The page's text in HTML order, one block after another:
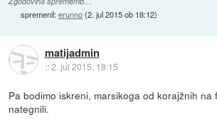
spremenil:erunno(2. jul 2015 ob 18:12)
matijadmin
::2. jul 2015, 18:15
Pa bodimo iskreni, marsikoga od korajžnih na
nategnili.